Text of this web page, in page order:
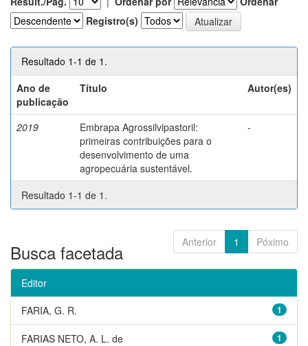
Registro(s)
Resultado 1-1 de 1.
Ano de
publicação
Título Autor(es)
2019
Embrapa Agrossilvipastoril:
primeiras contribuições para o
desenvolvimento de uma
agropecuária sustentável.
-
Resultado 1-1 de 1.
Anterior 1 Póximo
Busca facetada
Editor
1
FARIA, G. R.
1
FARIAS NETO, A. L. de